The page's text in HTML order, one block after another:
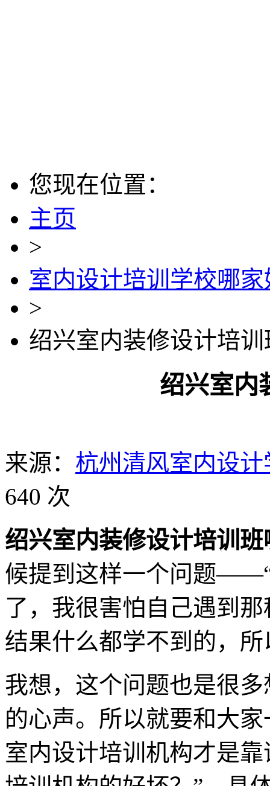
您现在位置：
主页
>
室内设计培训学校哪家
>
绍兴室内装修设计培训
绍兴室内
来源： 杭州清风室内设计
640 次
绍兴室内装修设计培训
候提到这样一个问题
了，我很害怕自己遇到
结果什么都学不到的，
我想，这个问题也是很
的心声。所以就要和大
室内设计培训机构才是